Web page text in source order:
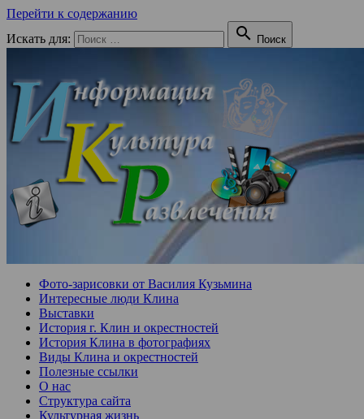
Перейти к содержанию
Искать для:
 Поиск
Фото-зарисовки от Василия Кузьмина
Интересные люди Клина
Выставки
История г. Клин и окрестностей
История Клина в фотографиях
Виды Клина и окрестностей
Полезные ссылки
О нас
Структура сайта
Культурная жизнь